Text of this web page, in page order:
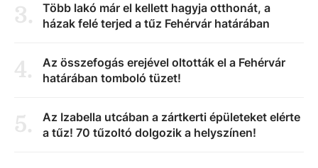
3.
Több lakó már el kellett hagyja otthonát, a
házak felé terjed a tűz Fehérvár határában
4.
Az összefogás erejével oltották el a Fehérvár
határában tomboló tüzet!
5.
Az Izabella utcában a zártkerti épületeket elérte
a tűz! 70 tűzoltó dolgozik a helyszínen!